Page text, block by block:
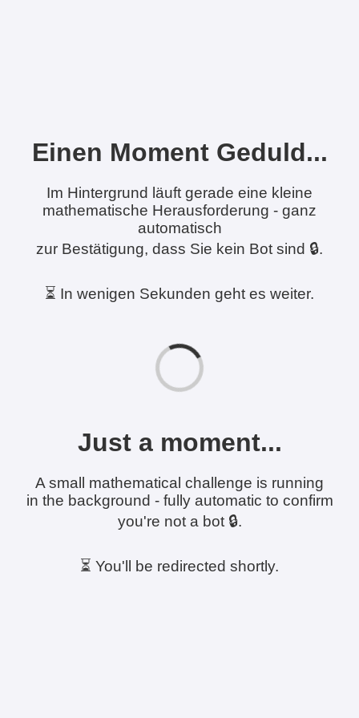
Einen Moment Geduld...
Im Hintergrund läuft gerade eine kleine
mathematische Herausforderung - ganz
automatisch
zur Bestätigung, dass Sie kein Bot sind 🔒.
⏳ In wenigen Sekunden geht es weiter.
Just a moment...
A small mathematical challenge is running
in the background - fully automatic to confirm
you're not a bot 🔒.
⏳ You'll be redirected shortly.